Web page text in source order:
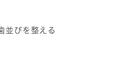
並びを整える